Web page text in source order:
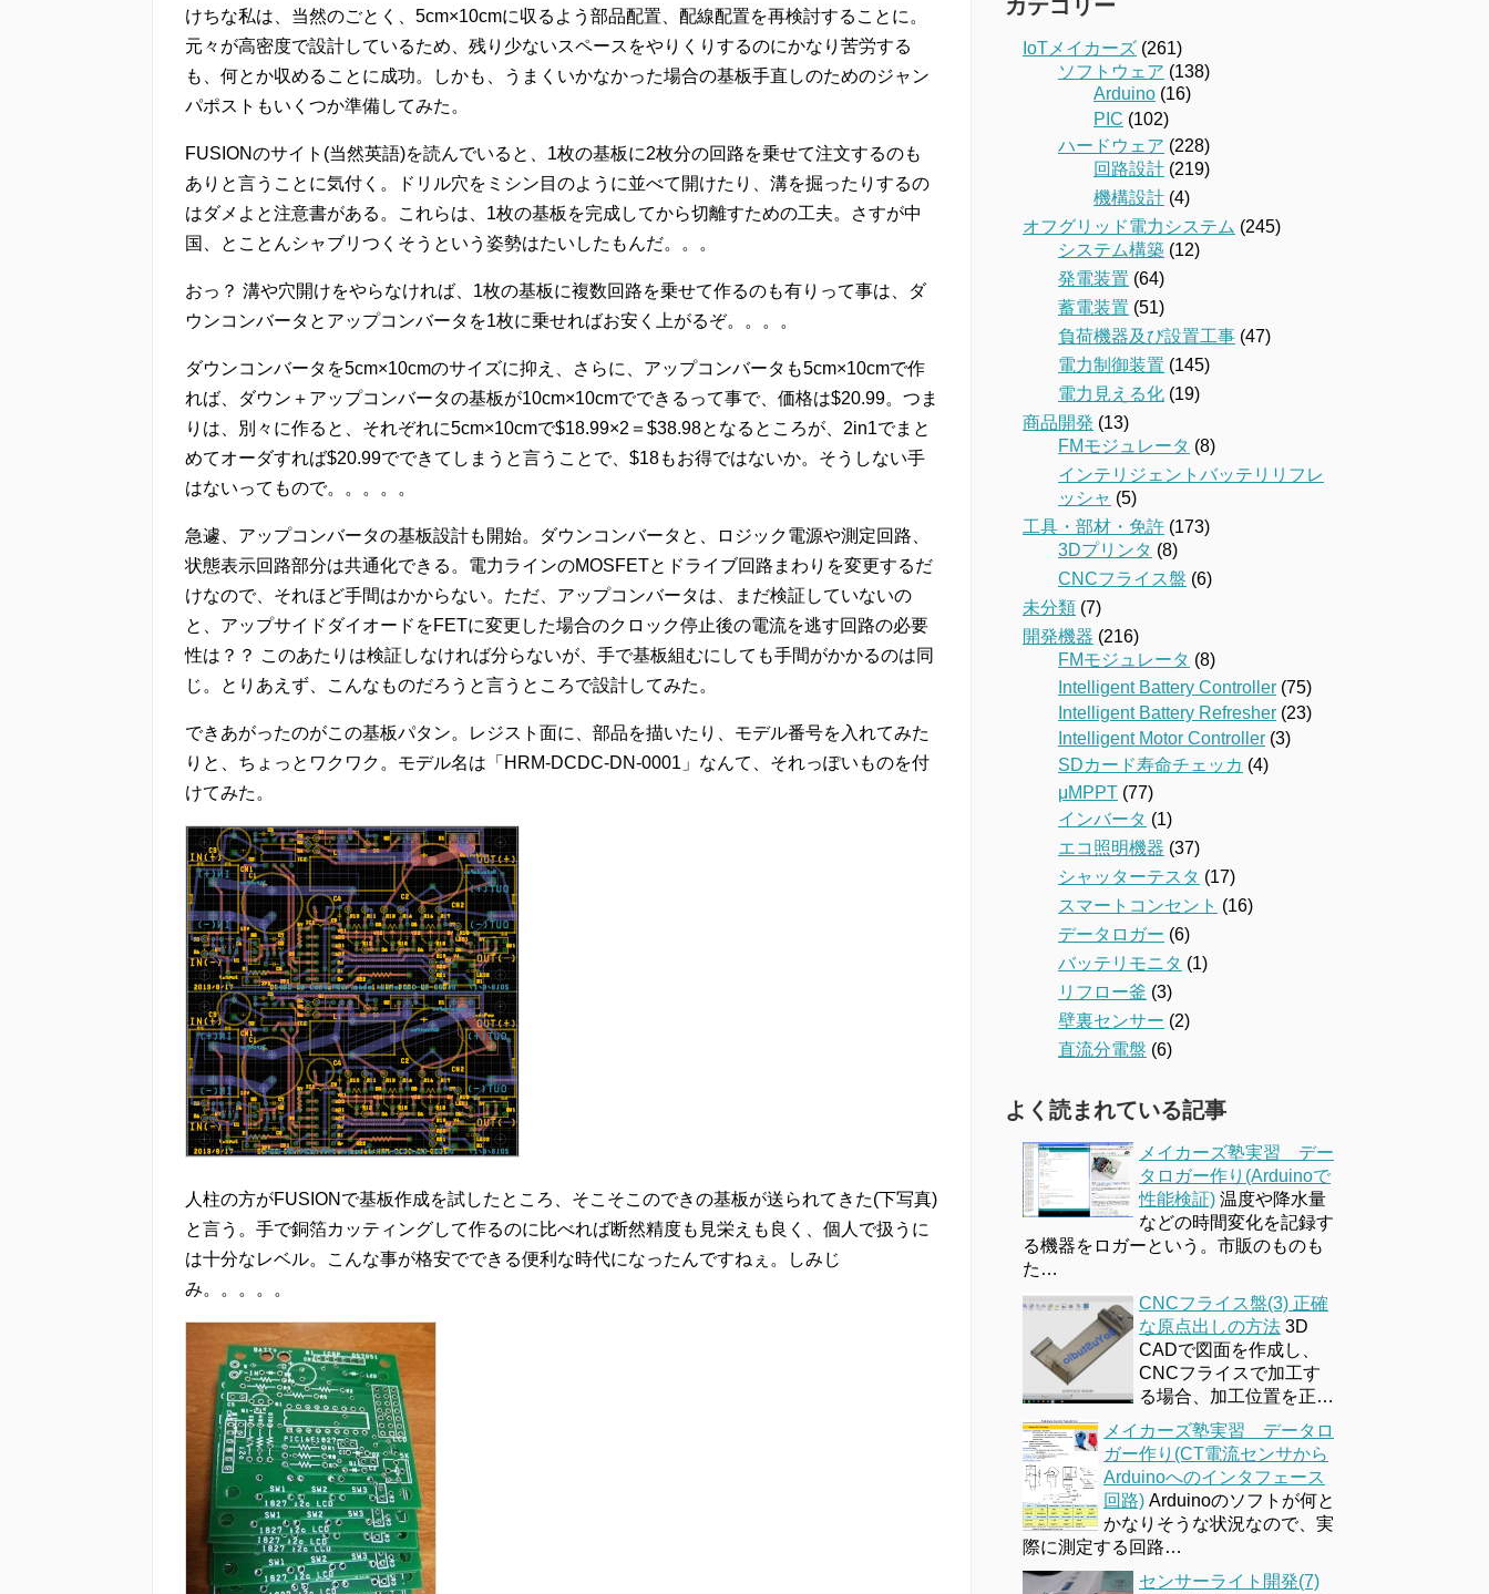
けちな私は、当然のごとく、5cm×10cmに収るよう部品配置、配線配置を再検討することに。
元々が高密度で設計しているため、残り少ないスペースをやりくりするのにかなり苦労する
も、何とか収めることに成功。しかも、うまくいかなかった場合の基板手直しのためのジャン
パポストもいくつか準備してみた。
FUSIONのサイト(当然英語)を読んでいると、1枚の基板に2枚分の回路を乗せて注文するのも
ありと言うことに気付く。ドリル穴をミシン目のように並べて開けたり、溝を掘ったりするの
はダメよと注意書がある。これらは、1枚の基板を完成してから切離すための工夫。さすが中
国、とことんシャブリつくそうという姿勢はたいしたもんだ。。。
おっ？ 溝や穴開けをやらなければ、1枚の基板に複数回路を乗せて作るのも有りって事は、ダ
ウンコンバータとアップコンバータを1枚に乗せればお安く上がるぞ。。。。
ダウンコンバータを5cm×10cmのサイズに抑え、さらに、アップコンバータも5cm×10cmで作
れば、ダウン＋アップコンバータの基板が10cm×10cmでできるって事で、価格は$20.99。つま
りは、別々に作ると、それぞれに5cm×10cmで$18.99×2＝$38.98となるところが、2in1でまと
めてオーダすれば$20.99でできてしまうと言うことで、$18もお得ではないか。そうしない手
はないってもので。。。。。
急遽、アップコンバータの基板設計も開始。ダウンコンバータと、ロジック電源や測定回路、
状態表示回路部分は共通化できる。電力ラインのMOSFETとドライブ回路まわりを変更するだ
けなので、それほど手間はかからない。ただ、アップコンバータは、まだ検証していないの
と、アップサイドダイオードをFETに変更した場合のクロック停止後の電流を逃す回路の必要
性は？？ このあたりは検証しなければ分らないが、手で基板組むにしても手間がかかるのは同
じ。とりあえず、こんなものだろうと言うところで設計してみた。
できあがったのがこの基板パタン。レジスト面に、部品を描いたり、モデル番号を入れてみた
りと、ちょっとワクワク。モデル名は「HRM-DCDC-DN-0001」なんて、それっぽいものを付
けてみた。
人柱の方がFUSIONで基板作成を試したところ、そこそこのできの基板が送られてきた(下写真)
と言う。手で銅箔カッティングして作るのに比べれば断然精度も見栄えも良く、個人で扱うに
は十分なレベル。こんな事が格安でできる便利な時代になったんですねぇ。しみじ
み。。。。。
カテゴリー
IoTメイカーズ (261)
ソフトウェア (138)
Arduino (16)
PIC (102)
ハードウェア (228)
回路設計 (219)
機構設計 (4)
オフグリッド電力システム (245)
システム構築 (12)
発電装置 (64)
蓄電装置 (51)
負荷機器及び設置工事 (47)
電力制御装置 (145)
電力見える化 (19)
商品開発 (13)
FMモジュレータ (8)
インテリジェントバッテリリフレ
ッシャ (5)
工具・部材・免許 (173)
3Dプリンタ (8)
CNCフライス盤 (6)
未分類 (7)
開発機器 (216)
FMモジュレータ (8)
Intelligent Battery Controller (75)
Intelligent Battery Refresher (23)
Intelligent Motor Controller (3)
SDカード寿命チェッカ (4)
μMPPT (77)
インバータ (1)
エコ照明機器 (37)
シャッターテスタ (17)
スマートコンセント (16)
データロガー (6)
バッテリモニタ (1)
リフロー釜 (3)
壁裏センサー (2)
直流分電盤 (6)
よく読まれている記事
メイカーズ塾実習 デー
タロガー作り(Arduinoで
性能検証) 温度や降水量
などの時間変化を記録す
る機器をロガーという。市販のものも
た…
CNCフライス盤(3) 正確
な原点出しの方法 3D
CADで図面を作成し、
CNCフライスで加工す
る場合、加工位置を正…
メイカーズ塾実習 データロ
ガー作り(CT電流センサから
Arduinoへのインタフェース
回路) Arduinoのソフトが何と
かなりそうな状況なので、実
際に測定する回路…
センサーライト開発(7)